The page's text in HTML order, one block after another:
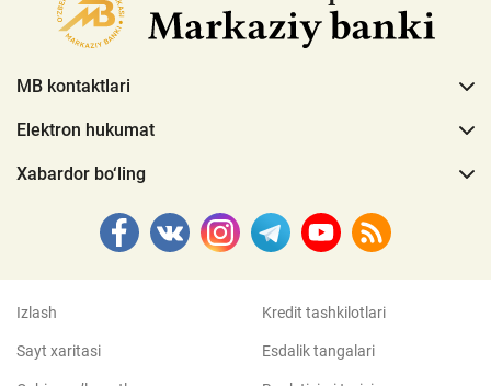
MB kontaktlari
Elektron hukumat
Xabardor bo‘ling
Izlash
Sayt xaritasi
Kredit tashkilotlari
Esdalik tangalari